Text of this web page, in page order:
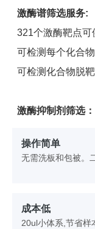
激酶谱筛选服务:
321个激酶靶点可
可检测每个化合物
可检测化合物脱靶
激酶抑制剂筛选：
操作简单
无需洗板和包被。
成本低
20ul小体系,节省样